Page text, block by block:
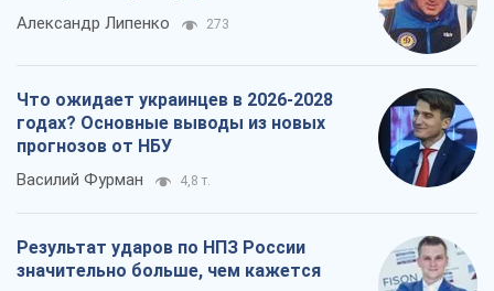
Александр Липенко 273
Что ожидает украинцев в 2026-2028
годах? Основные выводы из новых
прогнозов от НБУ
Василий Фурман 4,8 т.
Результат ударов по НПЗ России
значительно больше, чем кажется